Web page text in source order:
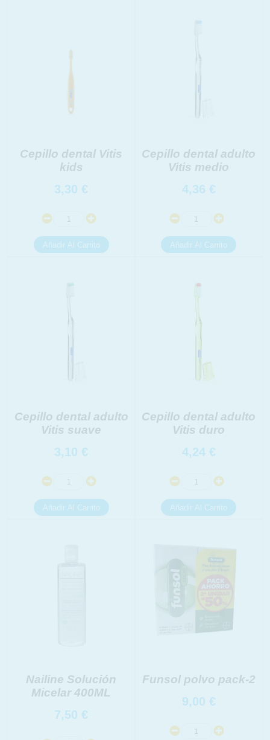
Cepillo dental Vitis
kids
3,30 €
Cepillo dental adulto
Vitis medio
4,36 €
Cepillo dental adulto
Vitis suave
3,10 €
Cepillo dental adulto
Vitis duro
4,24 €
Nailine Solución
Micelar 400ML
7,50 €
Funsol polvo pack-2
9,00 €